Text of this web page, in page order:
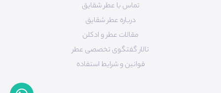
تماس با عطر شقایق
درباره عطر شقایق
مقالات عطر و ادکلن
تالار گفتگوی تخصصی عطر
قوانین و شرایط استفاده